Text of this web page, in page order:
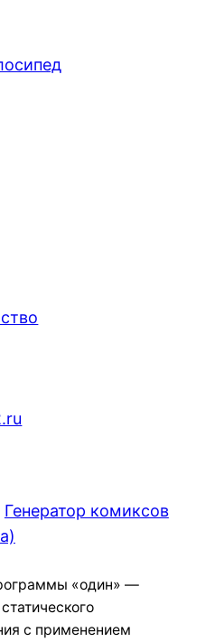
Генератор комиксов
«один» —
с применением